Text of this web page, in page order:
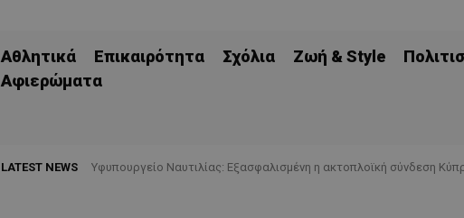
Αθλητικά Επικαιρότητα Σχόλια Ζωή & Style
Aφιερώματα
LATEST NEWS Υφυπουργείο Ναυτιλίας: Εξασφαλισμένη η ακτοπλοϊκή σύνδεση